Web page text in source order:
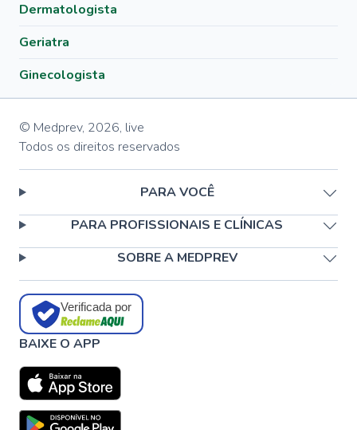
Dermatologista
Geriatra
Ginecologista
© Medprev, 2026, live
Todos os direitos reservados
PARA VOCÊ
PARA PROFISSIONAIS E CLÍNICAS
SOBRE A MEDPREV
Verificada por
BAIXE O APP